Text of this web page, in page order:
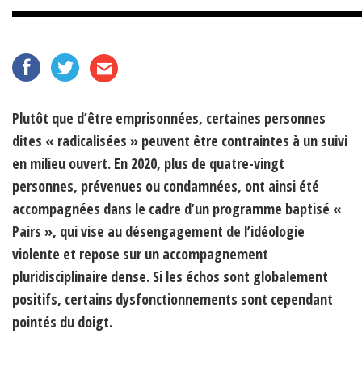
Plutôt que d’être emprisonnées, certaines personnes
dites « radicalisées » peuvent être contraintes à un suivi
en milieu ouvert. En 2020, plus de quatre-vingt
personnes, prévenues ou condamnées, ont ainsi été
accompagnées dans le cadre d’un programme baptisé «
Pairs », qui vise au désengagement de l’idéologie
violente et repose sur un accompagnement
pluridisciplinaire dense. Si les échos sont globalement
positifs, certains dysfonctionnements sont cependant
pointés du doigt.